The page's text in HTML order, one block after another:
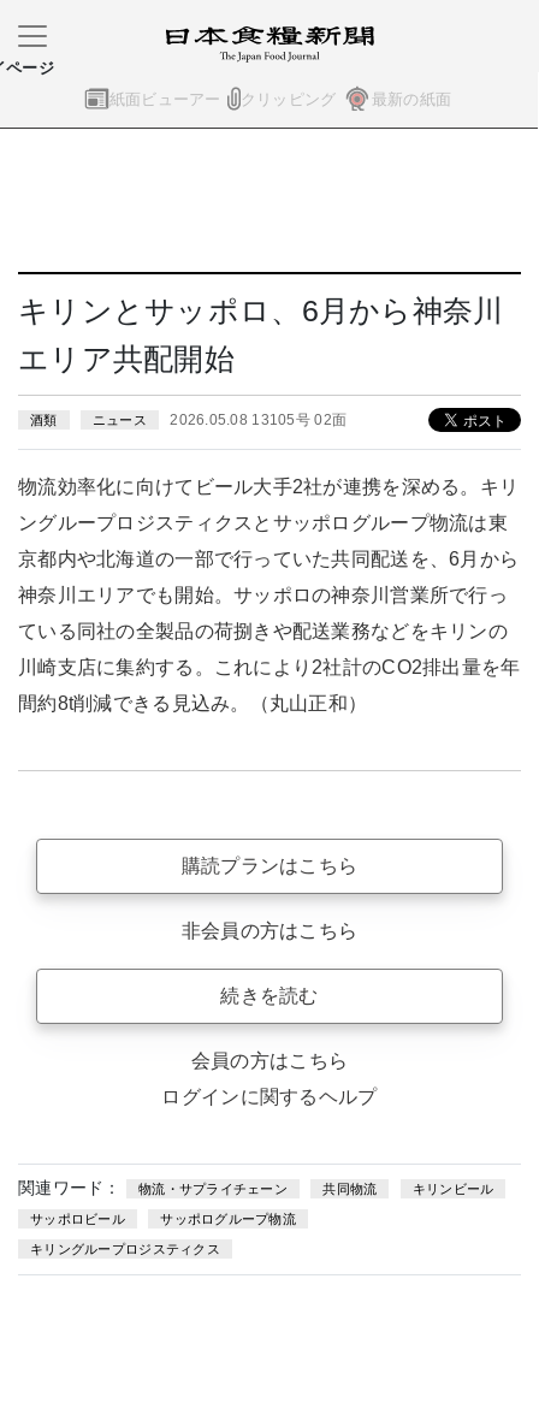
紙面ビューアー クリッピング 最新の紙面
ページ
キリンとサッポロ、6月から神奈川
エリア共配開始
酒類 ニュース 2026.05.08 13105号 02面
物流効率化に向けてビール大手2社が連携を深める。キリ
ングループロジスティクスとサッポログループ物流は東
京都内や北海道の一部で行っていた共同配送を、6月から
神奈川エリアでも開始。サッポロの神奈川営業所で行っ
ている同社の全製品の荷捌きや配送業務などをキリンの
川崎支店に集約する。これにより2社計のCO2排出量を年
間約8t削減できる見込み。（丸山正和）
購読プランはこちら
非会員の方はこちら
続きを読む
会員の方はこちら
ログインに関するヘルプ
関連ワード： 物流・サプライチェーン 共同物流 キリンビール
サッポロビール サッポログループ物流
キリングループロジスティクス